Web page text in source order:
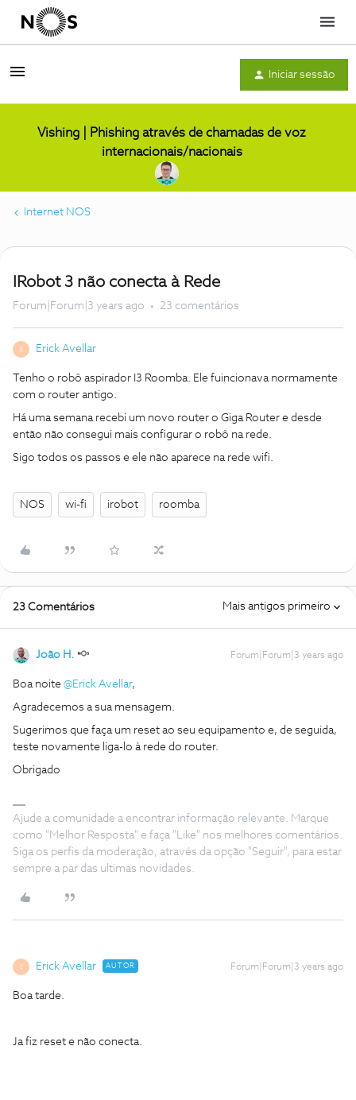
Menu
Iniciar sessão
Vishing | Phishing através de chamadas de voz
internacionais/nacionais
Internet NOS
IRobot 3 não conecta à Rede
Forum|Forum|3 years ago 23 comentários
E Erick Avellar
Tenho o robô aspirador I3 Roomba. Ele fuincionava normamente
com o router antigo.
Há uma semana recebi um novo router o Giga Router e desde
então não consegui mais configurar o robô na rede.
Sigo todos os passos e ele não aparece na rede wifi.
NOS wi-fi irobot roomba
23 Comentários Mais antigos primeiro
João H. Forum|Forum|3 years ago
Boa noite @Erick Avellar,
Agradecemos a sua mensagem.
Sugerimos que faça um reset ao seu equipamento e, de seguida,
teste novamente liga-lo à rede do router.
Obrigado
Ajude a comunidade a encontrar informação relevante. Marque
como "Melhor Resposta" e faça "Like" nos melhores comentários.
Siga os perfis da moderação, através da opção "Seguir", para estar
sempre a par das ultimas novidades.
E Erick Avellar AUTOR Forum|Forum|3 years ago
Boa tarde.
Ja fiz reset e não conecta.